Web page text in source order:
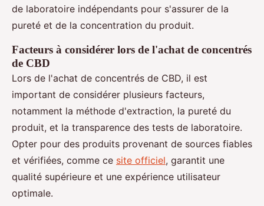
de laboratoire indépendants pour s'assurer de la
pureté et de la concentration du produit.
Facteurs à considérer lors de l'achat de concentrés
de CBD
Lors de l'achat de concentrés de CBD, il est
important de considérer plusieurs facteurs,
notamment la méthode d'extraction, la pureté du
produit, et la transparence des tests de laboratoire.
Opter pour des produits provenant de sources fiables
et vérifiées, comme ce site officiel, garantit une
qualité supérieure et une expérience utilisateur
optimale.